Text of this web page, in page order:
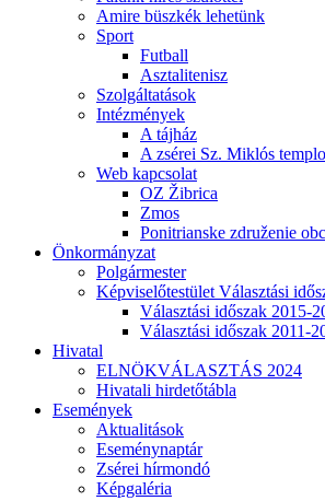
Amire büszkék lehetünk
Sport
Futball
Asztalitenisz
Szolgáltatások
Intézmények
A tájház
A zsérei Sz. Miklós
Web kapcsolat
OZ Žibrica
Zmos
Ponitrianske združenie
Önkormányzat
Polgármester
Képviselőtestület Választási
Választási időszak 2015-
Választási időszak 2011-
Hivatal
ELNÖKVÁLASZTÁS 2024
Hivatali hirdetőtábla
Események
Aktualitások
Eseménynaptár
Zsérei hírmondó
Képgaléria